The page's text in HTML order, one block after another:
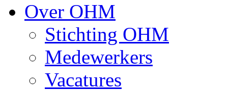
Over OHM
Stichting OHM
Medewerkers
Vacatures